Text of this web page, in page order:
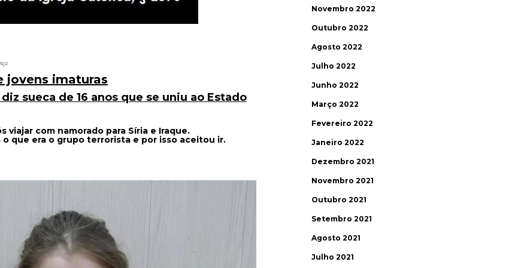
jovens imaturas
diz sueca de 16 anos que se uniu ao Estado
viajar com namorado para Síria e Iraque.
o que era o grupo terrorista e por isso aceitou ir.
Novembro 2022
Outubro 2022
Agosto 2022
Julho 2022
Junho 2022
Março 2022
Fevereiro 2022
Janeiro 2022
Dezembro 2021
Novembro 2021
Outubro 2021
Setembro 2021
Agosto 2021
Julho 2021